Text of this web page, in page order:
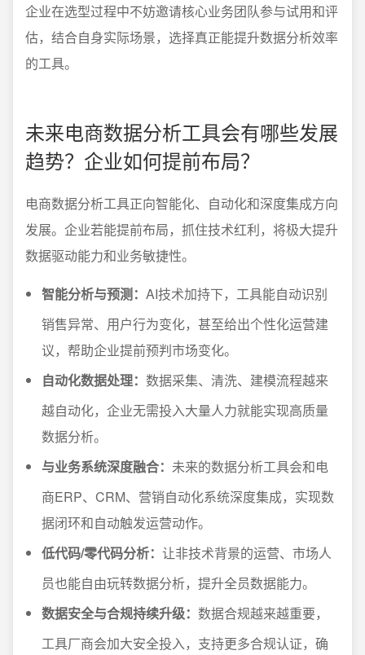
企业在选型过程中不妨邀请核心业务团队参与试用和评
估，结合自身实际场景，选择真正能提升数据分析效率
的工具。
未来电商数据分析工具会有哪些发展
趋势？企业如何提前布局？
电商数据分析工具正向智能化、自动化和深度集成方向
发展。企业若能提前布局，抓住技术红利，将极大提升
数据驱动能力和业务敏捷性。
智能分析与预测： AI技术加持下，工具能自动识别
销售异常、用户行为变化，甚至给出个性化运营建
议，帮助企业提前预判市场变化。
自动化数据处理： 数据采集、清洗、建模流程越来
越自动化，企业无需投入大量人力就能实现高质量
数据分析。
与业务系统深度融合： 未来的数据分析工具会和电
商ERP、CRM、营销自动化系统深度集成，实现数
据闭环和自动触发运营动作。
低代码/零代码分析： 让非技术背景的运营、市场人
员也能自由玩转数据分析，提升全员数据能力。
数据安全与合规持续升级： 数据合规越来越重要，
工具厂商会加大安全投入，支持更多合规认证，确